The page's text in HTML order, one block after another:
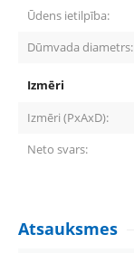
Ūdens ietilpība:
Dūmvada diametrs:
Izmēri
Izmēri (PxAxD):
Neto svars:
Atsauksmes